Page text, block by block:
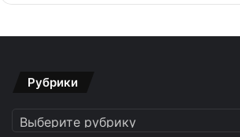
Рубрики
Рубрики